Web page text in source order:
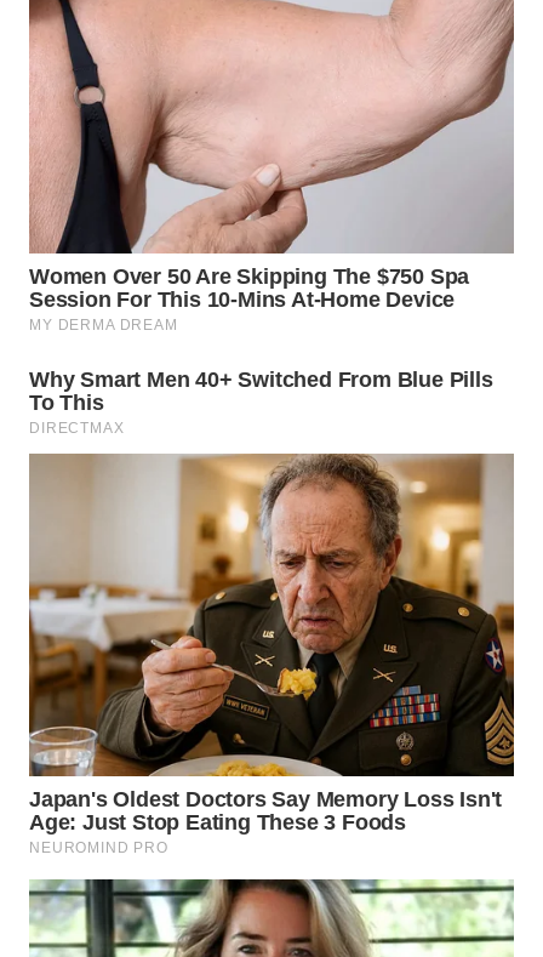
WN
SULUT
WN
MALUKU
WN
MALUT
WN
WN
DANAU
WN
LANGKAT
TAPANULI
SELATAN
WN
LESUNG
WN